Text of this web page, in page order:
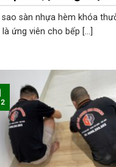
sao sàn nhựa hèm khóa
ứng viên cho bếp [...]